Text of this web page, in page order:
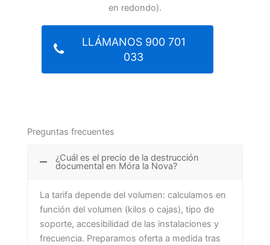
en redondo).
LLÁMANOS 900 701
033
Preguntas frecuentes
¿Cuál es el precio de la destrucción
documental en Móra la Nova?
La tarifa depende del volumen: calculamos en
función del volumen (kilos o cajas), tipo de
soporte, accesibilidad de las instalaciones y
frecuencia. Preparamos oferta a medida tras